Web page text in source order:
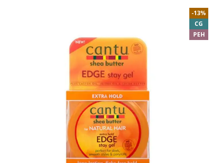
-13%
CG
PEH